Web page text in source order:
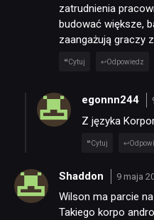
zatrudnienia
budować większe,
zaangażują graczy
Cytuj Odpowiedz
egonnn244
Z języka
Cytuj
Shaddon 9 maja
Wilson ma parcie
Takiego korpo